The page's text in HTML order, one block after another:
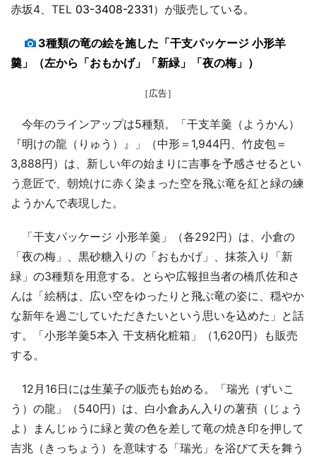
赤坂4、TEL 03-3408-2331）が販売している。
3種類の竜の絵を施した「干支パッケージ 小形羊
羹」（左から「おもかげ」「新緑」「夜の梅」）
［広告］
今年のラインアップは5種類。「干支羊羹（ようかん）
『明けの龍（りゅう）』」（中形＝1,944円、竹皮包＝
3,888円）は、新しい年の始まりに吉事を予感させるとい
う意匠で、朝焼けに赤く染まった空を飛ぶ竜を紅と緑の練
ようかんで表現した。
「干支パッケージ 小形羊羹」（各292円）は、小倉の
「夜の梅」、黒砂糖入りの「おもかげ」、抹茶入り「新
緑」の3種類を用意する。とらや広報担当者の橋爪佐和さ
んは「絵柄は、広い空をゆったりと飛ぶ竜の姿に、穏やか
な新年を過ごしていただきたいという思いを込めた」と話
す。「小形羊羹5本入 干支柄化粧箱」（1,620円）も販売
する。
12月16日には生菓子の販売も始める。「瑞光（ずいこ
う）の龍」（540円）は、白小倉あん入りの薯蕷（じょう
よ）まんじゅうに緑と黄の色を差して竜の焼き印を押して
吉兆（きっちょう）を意味する「瑞光」を浴びて天を舞う